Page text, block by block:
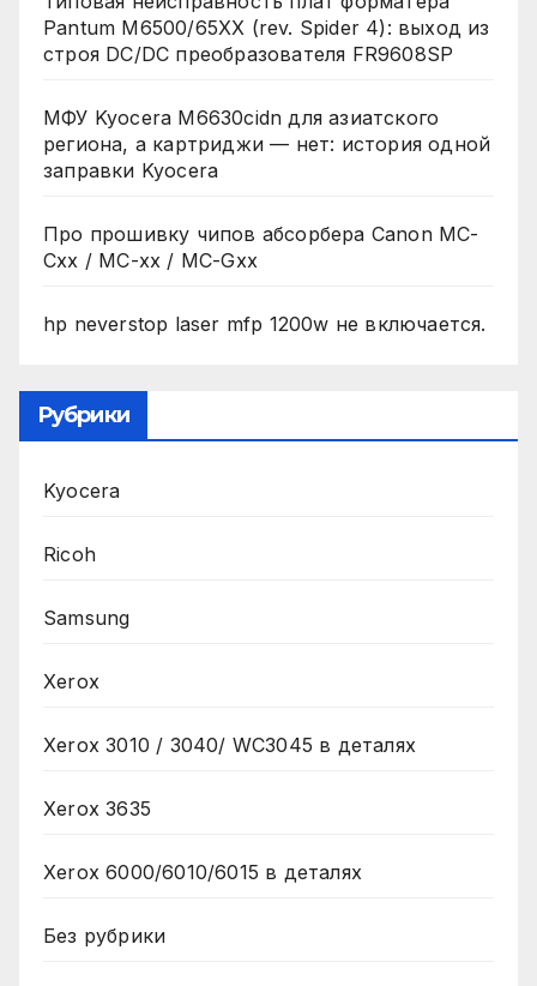
Pantum M6500/65XX (rev. Spider 4): выход из
строя DC/DC преобразователя FR9608SP
МФУ Kyocera M6630cidn для азиатского
региона, а картриджи — нет: история одной
заправки Kyocera
Про прошивку чипов абсорбера Canon MC-
Cxx / MC-xx / MC-Gxx
hp neverstop laser mfp 1200w не включается.
Рубрики
Kyocera
Ricoh
Samsung
Xerox
Xerox 3010 / 3040/ WC3045 в деталях
Xerox 3635
Xerox 6000/6010/6015 в деталях
Без рубрики